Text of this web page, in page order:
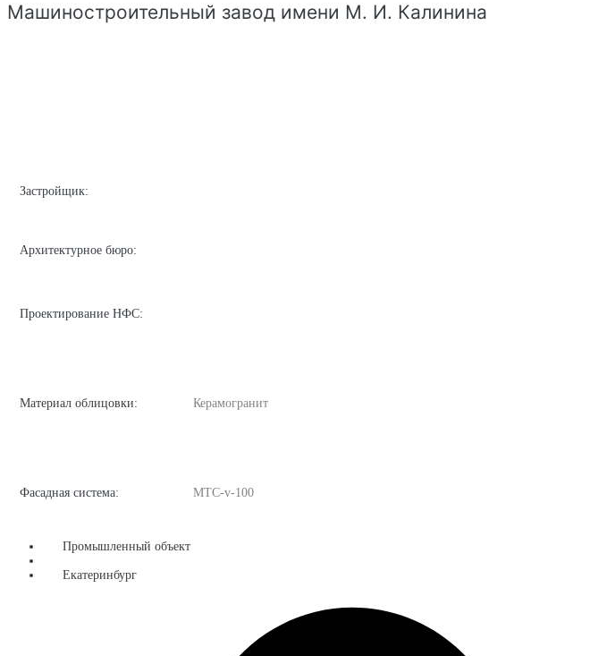
Машиностроительный завод имени М. И. Калинина
Застройщик:
Архитектурное бюро:
Проектирование НФС:
Материал облицовки: Керамогранит
Фасадная система: MTC-v-100
Промышленный объект
Екатеринбург